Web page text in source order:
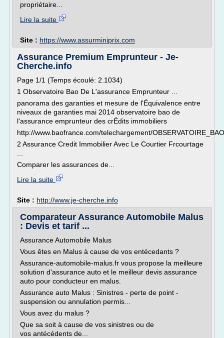
propriétaire...
Lire la suite
Site : https://www.assurminiprix.com
Assurance Premium Emprunteur - Je-
Cherche.info
Page 1/1 (Temps écoulé: 2.1034)
1 Observatoire Bao De L'assurance Emprunteur ...
panorama des garanties et mesure de l'Équivalence entre
niveaux de garanties mai 2014 observatoire bao de
l'assurance emprunteur des crÉdits immobiliers
http://www.baofrance.com/telechargement/
2 Assurance Credit Immobilier Avec Le Courtier Frcourtage
Comparer les assurances de...
Lire la suite
Site : http://www.je-cherche.info
Comparateur Assurance Automobile Malus
: Devis et tarif ...
Assurance Automobile Malus
Vous êtes en Malus à cause de vos entécedants ?
Assurance-automobile-malus.fr vous propose la meilleure
solution d'assurance auto et le meilleur devis assurance
auto pour conducteur en malus.
Assurance auto Malus : Sinistres - perte de point -
suspension ou annulation permis...
Vous avez du malus ?
Que sa soit à cause de vos sinistres ou de
vos antécédents de...